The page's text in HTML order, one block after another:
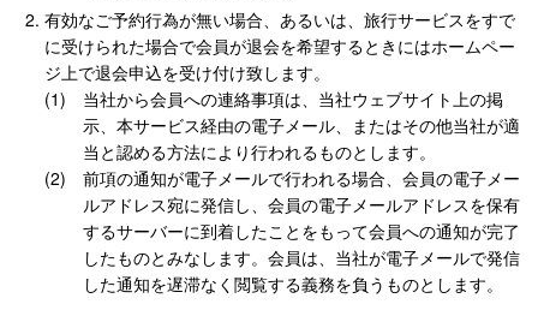
有効なご予約行為が無い場合、あるいは、旅行サービスをすで
に受けられた場合で会員が退会を希望するときにはホームペー
ジ上で退会申込を受け付け致します。
当社から会員への連絡事項は、当社ウェブサイト上の掲
示、本サービス経由の電子メール、またはその他当社が適
当と認める方法により行われるものとします。
前項の通知が電子メールで行われる場合、会員の電子メー
ルアドレス宛に発信し、会員の電子メールアドレスを保有
するサーバーに到着したことをもって会員への通知が完了
したものとみなします。会員は、当社が電子メールで発信
した通知を遅滞なく閲覧する義務を負うものとします。